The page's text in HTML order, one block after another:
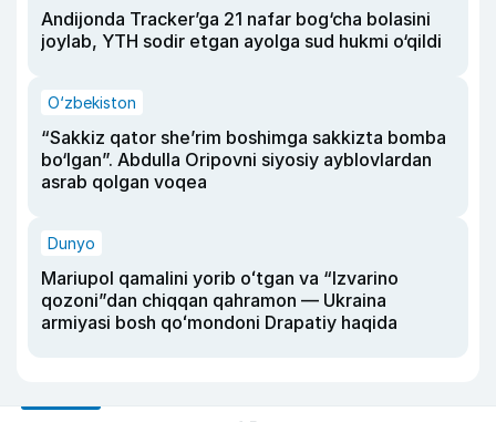
Andijonda Tracker’ga 21 nafar bog‘cha bolasini
joylab, YTH sodir etgan ayolga sud hukmi o‘qildi
O‘zbekiston
“Sakkiz qator she’rim boshimga sakkizta bomba
bo‘lgan”. Abdulla Oripovni siyosiy ayblovlardan
asrab qolgan voqea
Dunyo
Mariupol qamalini yorib oʻtgan va “Izvarino
qozoni”dan chiqqan qahramon — Ukraina
armiyasi bosh qoʻmondoni Drapatiy haqida